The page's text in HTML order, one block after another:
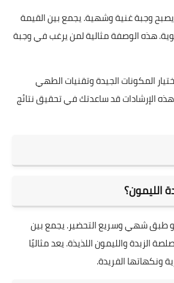
يصبح وجبة غنية وشهية. يجمع بين القيمة
هذه الوصفة مثالية لمن يرغب في وجبة
المكونات الجيدة وتقنيات الطهي
الإرشادات قد ساعدتك في تحقيق نتائج
الليمون؟
هو طبق شهي وسريع التحضير. يجمع بين
الزبدة والليمون اللذيذة. يعد مثاليًا
ونكهاتها الفريدة.